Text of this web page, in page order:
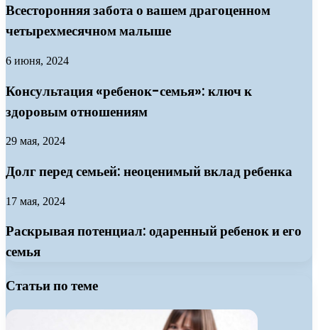
Всесторонняя забота о вашем драгоценном
четырехмесячном малыше
6 июня, 2024
Консультация «ребенок-семья»: ключ к
здоровым отношениям
29 мая, 2024
Долг перед семьей: неоценимый вклад ребенка
17 мая, 2024
Раскрывая потенциал: одаренный ребенок и его
семья
Статьи по теме